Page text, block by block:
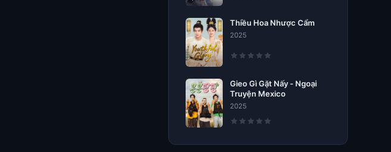
Thiều Hoa Nhược Cẩm
2025
Gieo Gì Gặt Nấy - Ngoại
Truyện Mexico
2025